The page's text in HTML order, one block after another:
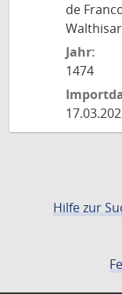
de
Jahr:
1474
Hilfe zur